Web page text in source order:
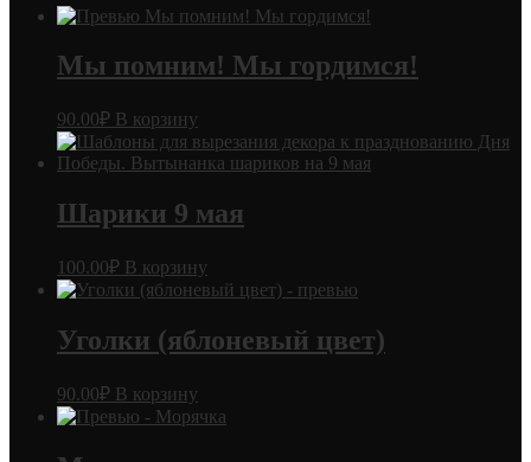
Мы помним! Мы гордимся!
90.00₽ В корзину
Шарики 9 мая
100.00₽ В корзину
Уголки (яблоневый цвет)
90.00₽ В корзину